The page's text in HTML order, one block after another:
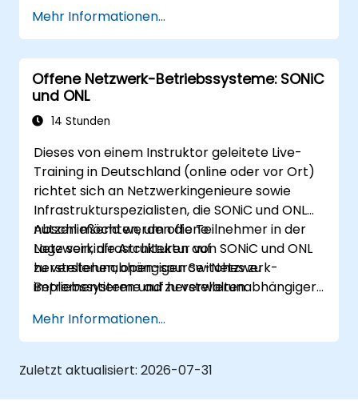
Benutzerdaten effizient zu verwalten.
Apple-Geräte mithilfe von ABM und MDM
zu steuern.
Fehlerbehebungswerkzeuge zur Lösung
häufig auftretender Probleme bei Apple-
Geräten einzusetzen.
Mehr Informationen...
Offene Netzwerk-Betriebssysteme: SONiC
und ONL
14 Stunden
Dieses von einem Instruktor geleitete Live-
Training in Deutschland (online oder vor Ort)
richtet sich an Netzwerkingenieure sowie
Infrastrukturspezialisten, die SONiC und ONL
nutzen möchten, um offene
Netzwerkinfrastrukturen auf
herstellerunabhängigen Switches zu
implementieren und zu verwalten.
Abschließend werden die Teilnehmer in der
Lage sein, die Architektur von SONiC und ONL
zu verstehen, open-source-Netzwerk-
Betriebssysteme auf herstellerunabhängiger
Netzwerkeinstellungen zu konfigurieren und
Überwachungs- sowie
Automatisierungsmechanismen umzusetzen.
Mehr Informationen...
Zuletzt aktualisiert: 2026-07-31